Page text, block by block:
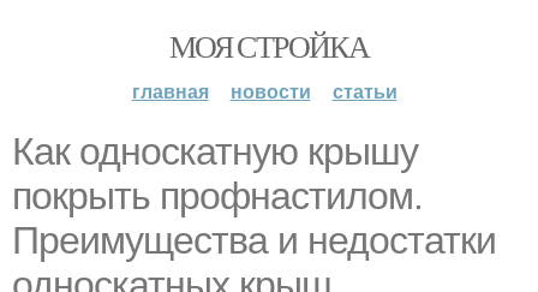
МОЯ СТРОЙКА
главная новости статьи
Как односкатную крышу
покрыть профнастилом.
Преимущества и недостатки